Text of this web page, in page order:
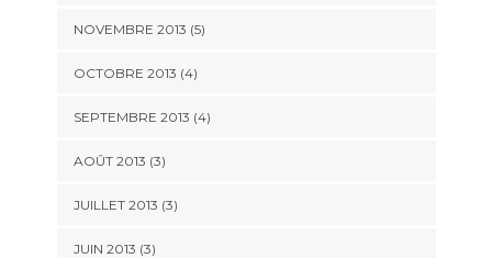
NOVEMBRE 2013 (5)
OCTOBRE 2013 (4)
SEPTEMBRE 2013 (4)
AOÛT 2013 (3)
JUILLET 2013 (3)
JUIN 2013 (3)